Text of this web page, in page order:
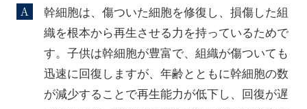
幹細胞は、傷ついた細胞を修復し、損傷した組
織を根本から再生させる力を持っているためで
す。子供は幹細胞が豊富で、組織が傷ついても
迅速に回復しますが、年齢とともに幹細胞の数
が減少することで再生能力が低下し、回復が遅